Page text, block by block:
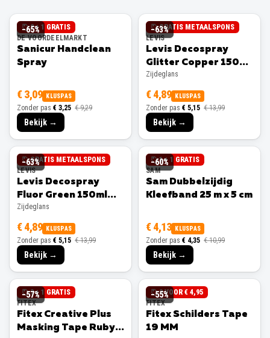
−65%
2 + 1 GRATIS
DE VOORDEELMARKT
Sanicur Handclean
Spray
€ 3,09 KLUSPAS
Zonder pas € 3,25 € 9,29
Bekijk →
−63%
GRATIS METAALSPONS
LEVIS
Levis Decospray
Glitter Copper 150ml
Zijdeglans
Zijdeglans
€ 4,89 KLUSPAS
Zonder pas € 5,15 € 13,99
Bekijk →
−63%
GRATIS METAALSPONS
LEVIS
Levis Decospray
Fluor Green 150ml
Zijdeglans
Zijdeglans
€ 4,89 KLUSPAS
Zonder pas € 5,15 € 13,99
Bekijk →
−60%
1 + 1 GRATIS
SAM
Sam Dubbelzijdig
Kleefband 25 m x 5 cm
€ 4,13 KLUSPAS
Zonder pas € 4,35 € 10,99
Bekijk →
−57%
3 + 1 GRATIS
FITEX
Fitex Creative Plus
Masking Tape Ruby
−55%
3 VOOR € 4,95
FITEX
Fitex Schilders Tape
19 MM